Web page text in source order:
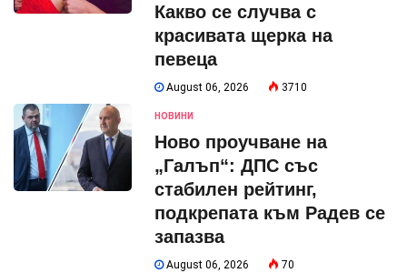
Какво се случва с
красивата щерка на
певеца
August 06, 2026 3710
НОВИНИ
Ново проучване на
„Галъп“: ДПС със
стабилен рейтинг,
подкрепата към Радев се
запазва
August 06, 2026 70